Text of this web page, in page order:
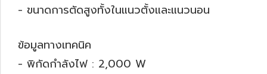
- ขนาดการตัดสูงทั้งในแนวตั้งและแนวนอน
ข้อมูลทางเทคนิค
- พิกัดกำลังไฟ : 2,000 W